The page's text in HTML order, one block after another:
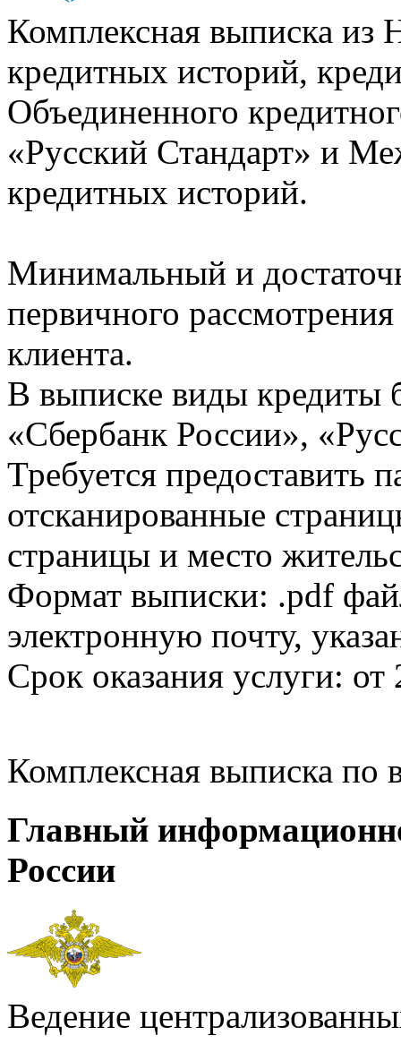
Комплексная выписка из
кредитных историй,
Объединенного
«Русский Стандарт» и
кредитных историй.
Минимальный и
первичного
клиента.
В выписке виды кредиты
«Сбербанк России»,
Требуется предоставить
отсканированные
страницы и место
Формат выписки: .pdf
электронную почту,
Срок оказания услуги: от
Комплексная выписка
Главный
России
Ведение